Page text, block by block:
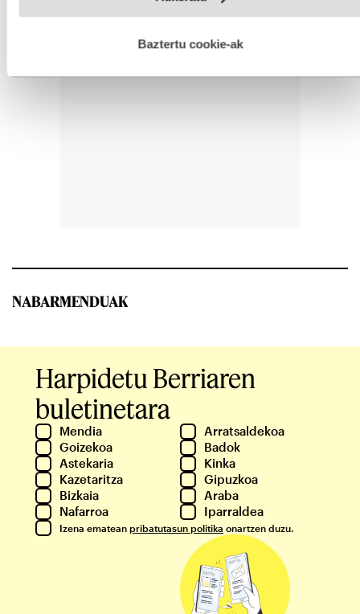
esplizitua ematen diguzu.Gehiago irakurri
Baztertu cookie-ak
NABARMENDUAK
Harpidetu Berriaren
buletinetara
Mendia
Arratsaldekoa
Goizekoa
Badok
Astekaria
Kinka
Kazetaritza
Gipuzkoa
Bizkaia
Araba
Nafarroa
Iparraldea
Izena ematean pribatutasun politika onartzen duzu.